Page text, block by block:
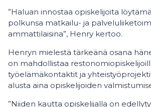
”Haluan innostaa opiskelijoita
polkunsa matkailu- ja
ammattilaisina”, Henry kertoo.
Henryn mielestä tärkeänä osana
on mahdollistaa
työelämäkontaktit ja
alusta aina opiskelijoiden
”Niiden kautta opiskelijalla on